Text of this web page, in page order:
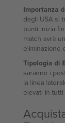
Importanza
degli USA si
punti inizia
match avrà
eliminazione
Tipologia di
saranno i
la linea
elevati in